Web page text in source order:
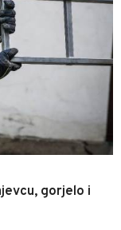
gorjelo i